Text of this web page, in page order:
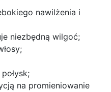
nawilżenia i
niezbędną wilgoć;
na promieniowanie